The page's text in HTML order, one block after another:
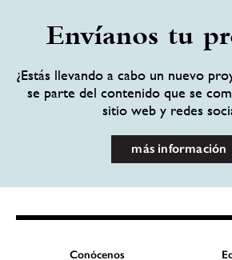
Envíanos tu
¿Estás llevando a cabo un nuevo
se parte del contenido que se
sitio web y redes
más información
Conócenos